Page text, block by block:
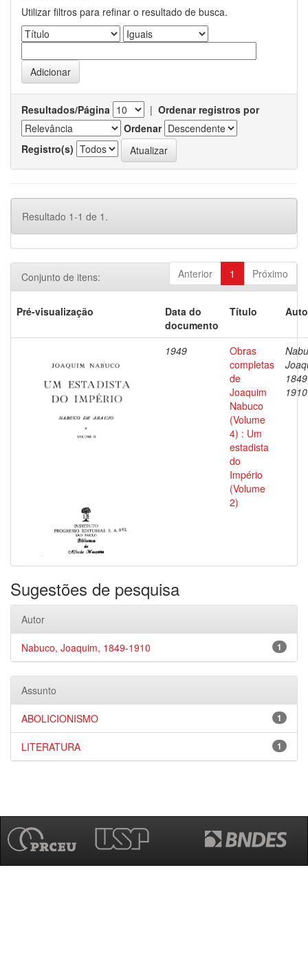
Utilizar filtros para refinar o resultado de busca.
Resultados/Página | Ordenar registros por
Ordenar
Registro(s)
Resultado 1-1 de 1.
Anterior 1 Próximo
Conjunto de itens:
Pré-visualização
Data do
documento
Título
1949
Obras
completas
de
Joaquim
Nabuco
(Volume
4) : Um
estadista
do
Império
(Volume
2)
1910
Sugestões de pesquisa
Autor
1
Nabuco, Joaquim, 1849-1910
Assunto
1
ABOLICIONISMO
1
LITERATURA